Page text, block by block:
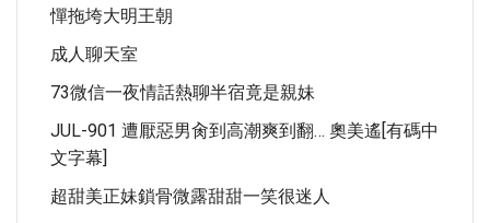
憚拖垮大明王朝
成人聊天室
73微信一夜情話熱聊半宿竟是親妹
JUL-901 遭厭惡男肏到高潮爽到翻… 奧美遙[有碼中
文字幕]
超甜美正妹鎖骨微露甜甜一笑很迷人